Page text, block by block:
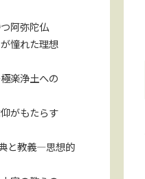
阿弥陀仏
憧れた理想
楽浄土への
がもたらす
と教義—思想的